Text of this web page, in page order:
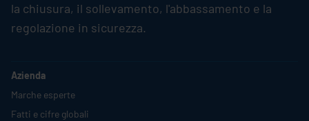
la chiusura, il sollevamento, l'abbassamento e la
regolazione in sicurezza.
Azienda
Marche esperte
Fatti e cifre globali